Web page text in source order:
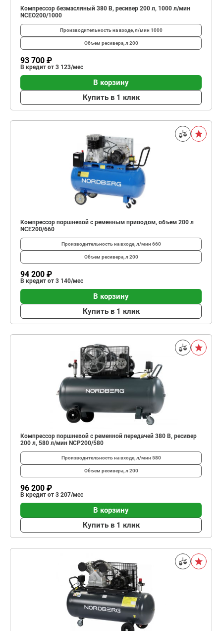
Компрессор безмасляный 380 В, ресивер 200 л, 1000 л/мин
NCEO200/1000
Производительность на входе, л/мин 1000
Объем ресивера, л 200
93 700 ₽
В кредит от 3 123/мес
В корзину
Купить в 1 клик
Компрессор поршневой с ременным приводом, объем 200 л
NCE200/660
Производительность на входе, л/мин 660
Объем ресивера, л 200
94 200 ₽
В кредит от 3 140/мес
В корзину
Купить в 1 клик
Компрессор поршневой с ременной передачей 380 В, ресивер
200 л, 580 л/мин NCP200/580
Производительность на входе, л/мин 580
Объем ресивера, л 200
96 200 ₽
В кредит от 3 207/мес
В корзину
Купить в 1 клик